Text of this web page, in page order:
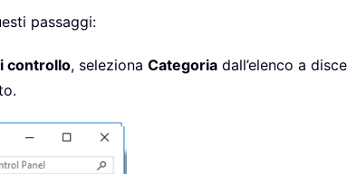
passaggi:
controllo, seleziona Categoria dall’elenco a